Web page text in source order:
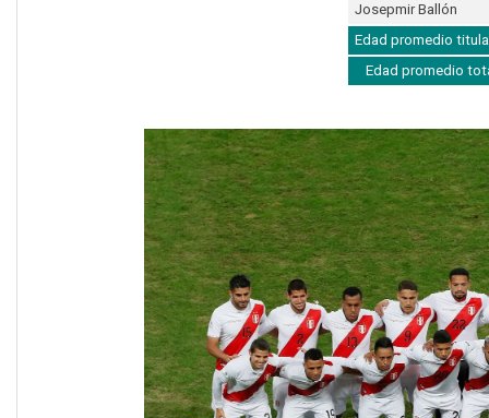
Josepmir Ballón
Edad promedio
Edad promedio